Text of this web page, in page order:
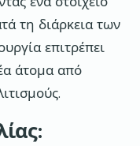
τη διάρκεια των
επιτρέπει
άτομα από